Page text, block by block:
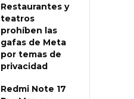
Restaurantes y
teatros
prohíben las
gafas de Meta
por temas de
privacidad
Redmi Note 17